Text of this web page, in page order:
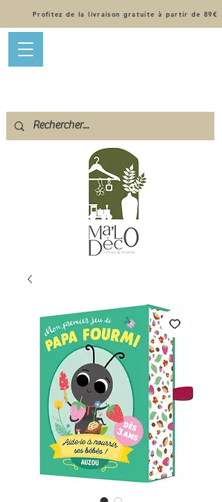
Profitez de la livraison gratuite à partir de 89€